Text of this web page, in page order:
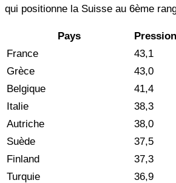
qui positionne la Suisse au 6ème
Pays
France
43,1
Grèce
43,0
Belgique
41,4
Italie
38,3
Autriche
38,0
Suède
37,5
Finland
37,3
Turquie
36,9